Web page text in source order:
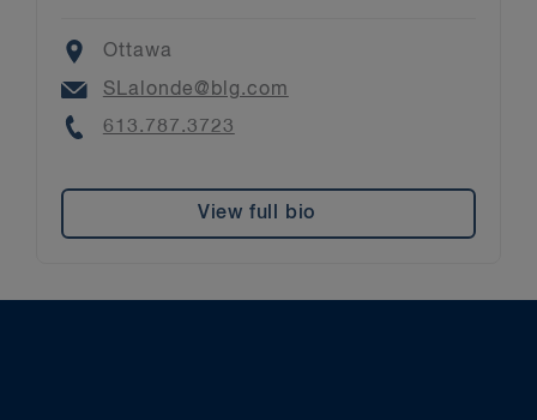
Location
Ottawa
Email
SLalonde@blg.com
Phone
613.787.3723
View full bio